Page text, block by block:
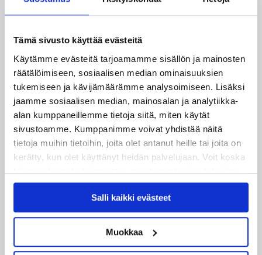
Tämä sivusto käyttää evästeitä
Käytämme evästeitä tarjoamamme sisällön ja mainosten
räätälöimiseen, sosiaalisen median ominaisuuksien
tukemiseen ja kävijämäärämme analysoimiseen. Lisäksi
jaamme sosiaalisen median, mainosalan ja analytiikka-
alan kumppaneillemme tietoja siitä, miten käytät
sivustoamme. Kumppanimme voivat yhdistää näitä
tietoja muihin tietoihin, joita olet antanut heille tai joita on
kerätty, kun olet käyttänyt heidän palvelujaan. Voit koska
tahansa kumota tai muuttaa suostumustasi evästeiden
käytöstäEvästeet-sivultamme.
Salli kaikki evästeet
Muokkaa
Joukkueen yhteisharjoitukset ovat alkaneet – ensimmäinen
mittari luvassa jo heti viikonloppuna Tampere Cupissa!
29.07.2026
JYPin harjoitusottelut tulevalle 2026-2027 kaudelle on
julkaistu!
27.07.2026
Ruotsalaishyökkääjä Arvid Costmar JYPiin
25.06.2026
JYP ja Secto Rally Finland yhteistyöhön
Liiga-kauden 2026-2027 otteluohjelma on julkaistu!
Reece Newkirk vahvistamaan JYP-hyökkäystä!